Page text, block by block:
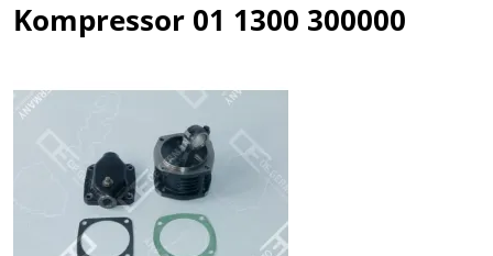
Kompressor 01 1300 300000